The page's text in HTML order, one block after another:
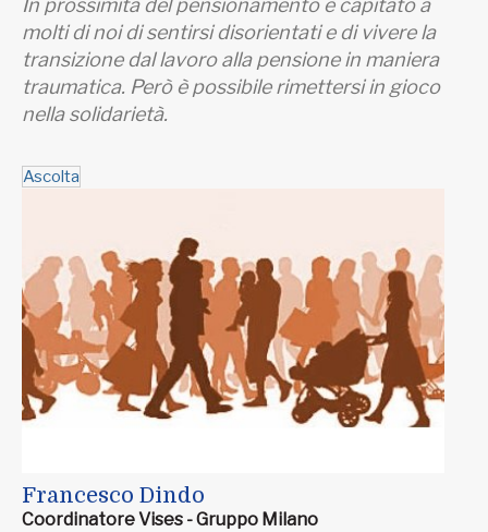
In prossimità del pensionamento è capitato a
molti di noi di sentirsi disorientati e di vivere la
transizione dal lavoro alla pensione in maniera
traumatica. Però è possibile rimettersi in gioco
nella solidarietà.
Ascolta
Francesco Dindo
Coordinatore Vises - Gruppo Milano